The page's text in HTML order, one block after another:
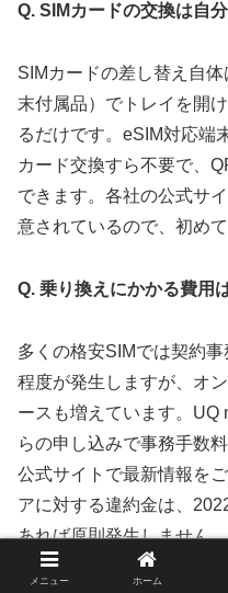
Q. SIMカードの交換は自
SIMカードの差し替え自
末付属品）でトレイを開
るだけです。eSIM対応端
カード交換すら不要で、
できます。各社の公式サ
意されているので、初め
Q. 乗り換えにかかる費用
多くの格安SIMでは契約
程度が発生しますが、オ
ースも増えています。UQ
らの申し込みで事務手数
公式サイトで最新情報を
アに対する違約金は、
あれば原則発生しません。
メニュー ホーム